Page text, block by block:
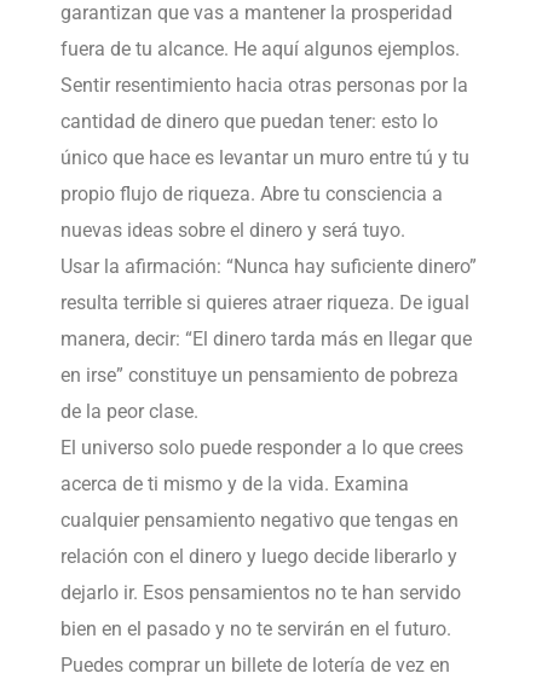
garantizan que vas a mantener la prosperidad
fuera de tu alcance. He aquí algunos ejemplos.
Sentir resentimiento hacia otras personas por la
cantidad de dinero que puedan tener: esto lo
único que hace es levantar un muro entre tú y tu
propio flujo de riqueza. Abre tu consciencia a
nuevas ideas sobre el dinero y será tuyo.
Usar la afirmación: “Nunca hay suficiente dinero”
resulta terrible si quieres atraer riqueza. De igual
manera, decir: “El dinero tarda más en llegar que
en irse” constituye un pensamiento de pobreza
de la peor clase.
El universo solo puede responder a lo que crees
acerca de ti mismo y de la vida. Examina
cualquier pensamiento negativo que tengas en
relación con el dinero y luego decide liberarlo y
dejarlo ir. Esos pensamientos no te han servido
bien en el pasado y no te servirán en el futuro.
Puedes comprar un billete de lotería de vez en